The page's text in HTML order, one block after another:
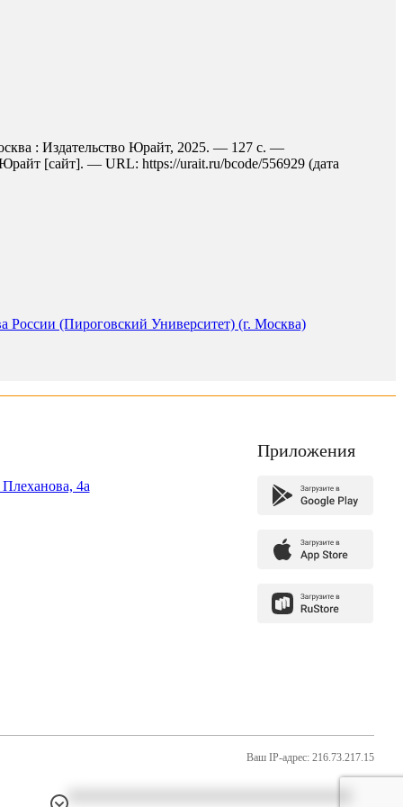
: Издательство Юрайт, 2025. — 127 с. —
[сайт]. — URL: https://urait.ru/bcode/556929 (дата
(Пироговский Университет) (г. Москва)
4а
Приложения
Ваш IP-адрес: 216.73.217.15